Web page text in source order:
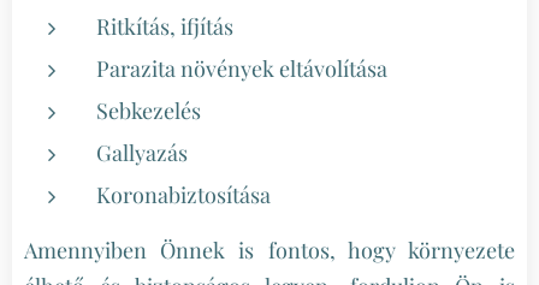
Ritkítás, ifjítás
Parazita növények eltávolítása
Sebkezelés
Gallyazás
Koronabiztosítása
Amennyiben Önnek is fontos, hogy környezete